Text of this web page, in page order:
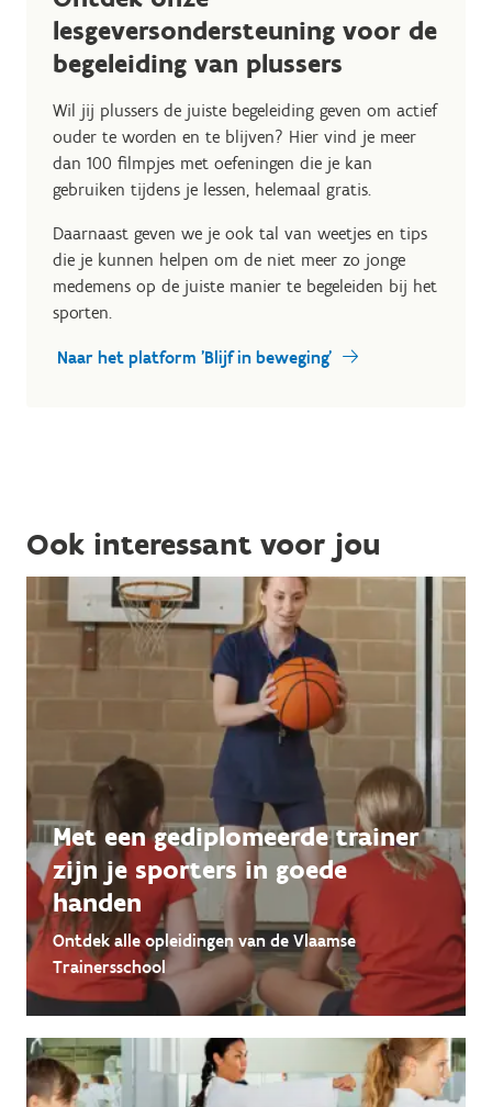
lesgeversondersteuning voor de
begeleiding van plussers
Wil jij plussers de juiste begeleiding geven om actief
ouder te worden en te blijven? Hier vind je meer
dan 100 filmpjes met oefeningen die je kan
gebruiken tijdens je lessen, helemaal gratis.
Daarnaast geven we je ook tal van weetjes en tips
die je kunnen helpen om de niet meer zo jonge
medemens op de juiste manier te begeleiden bij het
sporten.
Naar het platform 'Blijf in beweging'
Ook interessant voor jou
Met een gediplomeerde trainer
zijn je sporters in goede
handen
Ontdek alle opleidingen van de Vlaamse
Trainersschool